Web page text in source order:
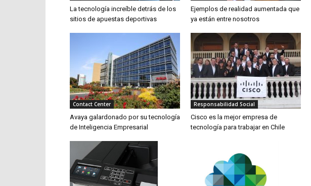
La tecnología increíble detrás de los
sitios de apuestas deportivas
Ejemplos de realidad aumentada que
ya están entre nosotros
Contact Center
Avaya galardonado por su tecnología
de Inteligencia Empresarial
Responsabilidad Social
Cisco es la mejor empresa de
tecnología para trabajar en Chile